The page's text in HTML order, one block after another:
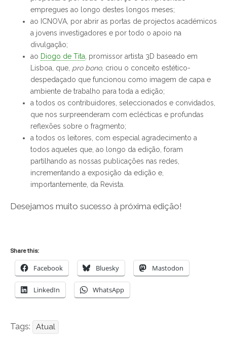
empregues ao longo destes longos meses;
ao ICNOVA, por abrir as portas de projectos académicos
a jovens investigadores e por todo o apoio na
divulgação;
ao Diogo de Tita, promissor artista 3D baseado em
Lisboa, que, pro bono, criou o conceito estético-
despedaçado que funcionou como imagem de capa e
ambiente de trabalho para toda a edição;
a todos os contribuidores, seleccionados e convidados,
que nos surpreenderam com eclécticas e profundas
reflexões sobre o fragmento;
a todos os leitores, com especial agradecimento a
todos aqueles que, ao longo da edição, foram
partilhando as nossas publicações nas redes,
incrementando a exposição da edição e,
importantemente, da Revista.
Desejamos muito sucesso à próxima edição!
Share this:
Facebook Bluesky Mastodon
LinkedIn WhatsApp
Tags: Atual